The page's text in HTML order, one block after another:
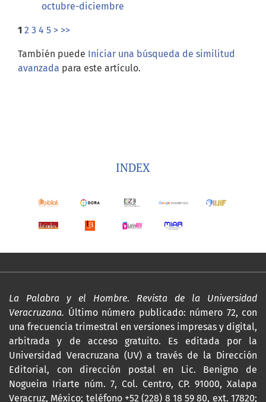
octubre-diciembre
1 2 3 4 5 > >>
También puede Iniciar una búsqueda de similitud
avanzada para este artículo.
INDEX
La Palabra y el Hombre. Revista de la Universidad
Veracruzana. Último número publicado: número 72, con
una frecuencia trimestral en versiones impresas y digital,
arbitrada y de acceso gratuito. Es editada por la
Universidad Veracruzana (UV) a través de la Dirección
Editorial, con dirección postal en Lic. Benigno de
Nogueira Iriarte núm. 7, Col. Centro, CP. 91000, Xalapa
Veracruz, México; teléfono +52 (228) 8 18 59 80, ext. 17820;